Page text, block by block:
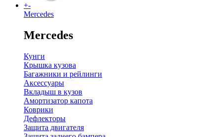
+-
Mercedes
Mercedes
Кунги
Крышка кузова
Багажники и рейлинги
Аксессуары
Вкладыш в кузов
Амортизатор капота
Коврики
Дефлекторы
Защита двигателя